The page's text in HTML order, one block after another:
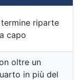
riparte
capo
oltre un
in più del